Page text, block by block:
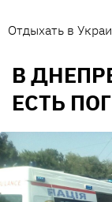
Отдыхать в
В
ЕСТЬ